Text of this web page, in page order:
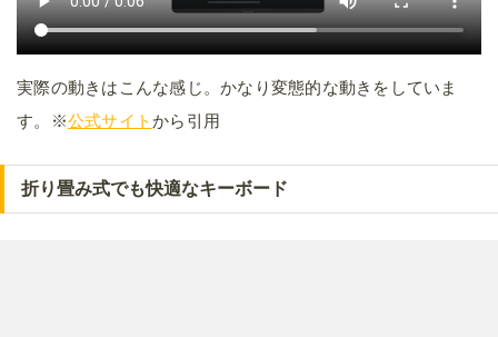
実際の動きはこんな感じ。かなり変態的な動きをしていま
す。※公式サイトから引用
折り畳み式でも快適なキーボード